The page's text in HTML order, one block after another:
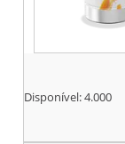
Disponível:4.000